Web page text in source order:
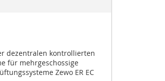
dezentralen kontrollierten
für mehrgeschossige
Zewo ER EC